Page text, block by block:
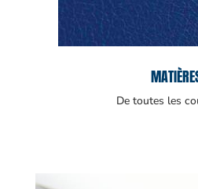
De toutes les